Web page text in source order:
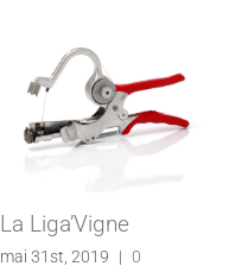
La Liga’Vigne
mai 31st, 2019 | 0